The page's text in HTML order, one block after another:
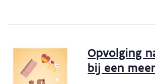
Opvolging
bij een